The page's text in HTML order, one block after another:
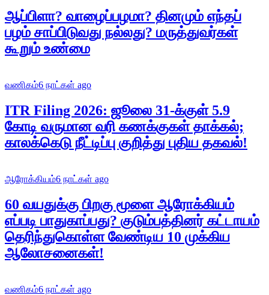
ஆப்பிளா? வாழைப்பழமா? தினமும் எந்தப்
பழம் சாப்பிடுவது நல்லது? மருத்துவர்கள்
கூறும் உண்மை
வணிகம்6 நாட்கள் ago
ITR Filing 2026: ஜூலை 31-க்குள் 5.9
கோடி வருமான வரி கணக்குகள் தாக்கல்;
காலக்கெடு நீட்டிப்பு குறித்து புதிய தகவல்!
ஆரோக்கியம்6 நாட்கள் ago
60 வயதுக்கு பிறகு மூளை ஆரோக்கியம்
எப்படி பாதுகாப்பது? குடும்பத்தினர் கட்டாயம்
தெரிந்துகொள்ள வேண்டிய 10 முக்கிய
ஆலோசனைகள்!
வணிகம்6 நாட்கள் ago